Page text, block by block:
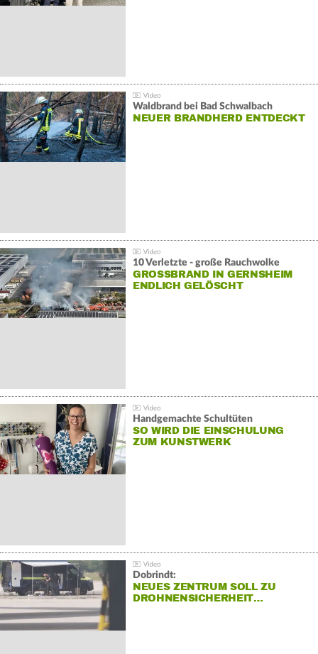
Waldbrand bei Bad Schwalbach
NEUER BRANDHERD ENTDECKT
10 Verletzte - große Rauchwolke
GROSSBRAND IN GERNSHEIM E
NDLICH GELÖSCHT
Handgemachte Schultüten
SO WIRD DIE EINSCHULUNG
ZUM KUNSTWERK
Dobrindt:
NEUES ZENTRUM SOLL ZU
DROHNENSICHERHEIT…